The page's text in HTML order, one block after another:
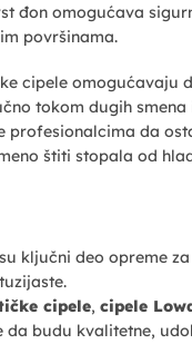
đon omogućava
površinama.
cipele omogućavaju
tokom dugih
profesionalcima da
štiti stopala od
su ključni deo opreme
cipele, cipele
da budu kvalitetne,